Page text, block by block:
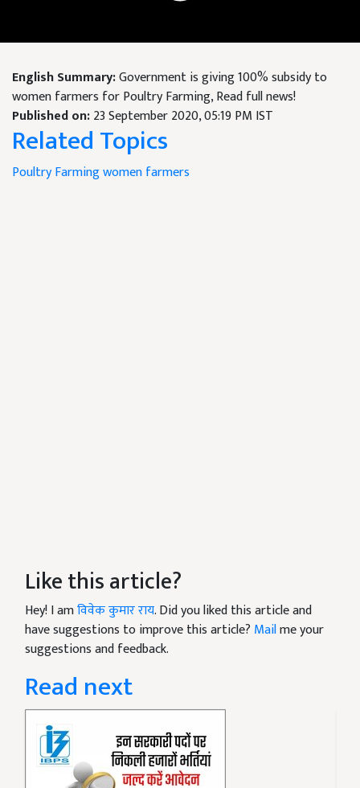
English Summary:Government is giving 100% subsidy to
women farmers for Poultry Farming, Read full news!
Published on:23 September 2020, 05:19 PM IST
Related Topics
Poultry Farmingwomen farmers
Like this article?
Hey! I amविवेक कुमार राय. Did you liked this article and
have suggestions to improve this article? Mailme your
suggestions and feedback.
Read next